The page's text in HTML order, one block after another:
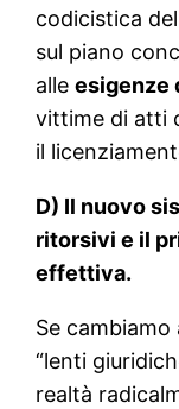
codicistica
sul piano
alleesigenze
vittime di atti
il
D) Il nuovo
ritorsivi e il
effettiva.
Se
“lenti
realtà